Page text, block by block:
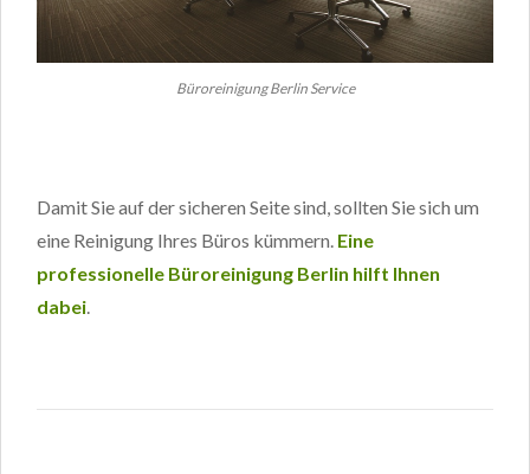
Büroreinigung Berlin Service
Damit Sie auf der sicheren Seite sind, sollten Sie sich um
eine Reinigung Ihres Büros kümmern. Eine
professionelle Büroreinigung Berlin hilft Ihnen
dabei.